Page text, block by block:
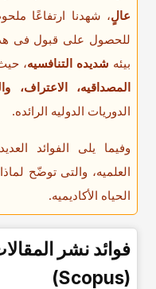
عالٍ، شهدنا ارتفاعًا
للحصول على قبول فی هذه
بیئه شدیده التنافسیه،
المصداقیه، الاعتراف،
الدوریات الدولیه الرائده.
وفیما یلی الفوائد
العلمیه، والتی توضّح
الحیاه الأکادیمیه.
فوائد نشر
(Scopus)